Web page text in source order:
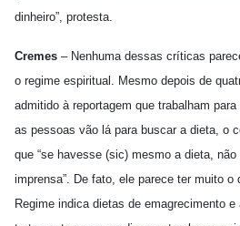
dinheiro”, protesta.
Cremes – Nenhuma dessas críticas
o regime espiritual. Mesmo depois de
admitido à reportagem que trabalham
as pessoas vão lá para buscar a dieta, o
que “se havesse (sic) mesmo a dieta,
imprensa”. De fato, ele parece ter muito o
Regime indica dietas de emagrecimento